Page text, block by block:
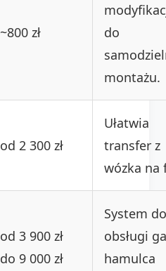
~800 zł
do
montażu.
od 2 300 zł
Ułatwia
transfer z
wózka na
od 3 900 zł
do 9 000 zł
System do
obsługi
hamulca